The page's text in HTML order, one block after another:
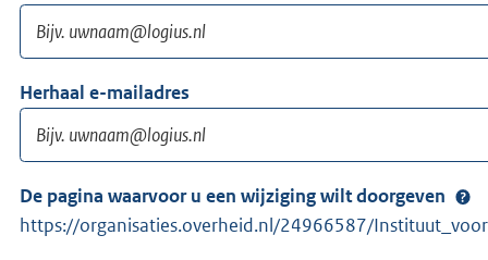
Herhaal e-mailadres
De pagina waarvoor u een wijziging wilt doorgeven
https://organisaties.overheid.nl/24966587/